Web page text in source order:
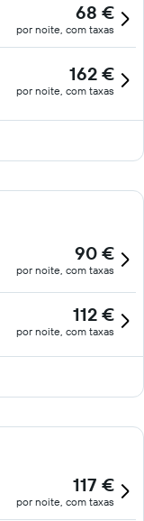
68 €
por noite, com taxas
162 €
por noite, com taxas
90 €
por noite, com taxas
112 €
por noite, com taxas
117 €
por noite, com taxas